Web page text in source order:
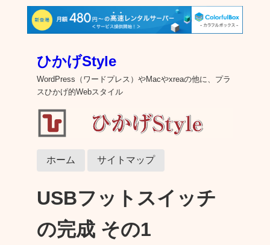
ひかげStyle
WordPress（ワードプレス）やMacやxreaの他に、プラ
スひかげ的Webスタイル
ホーム サイトマップ
USBフットスイッチ
の完成 その1